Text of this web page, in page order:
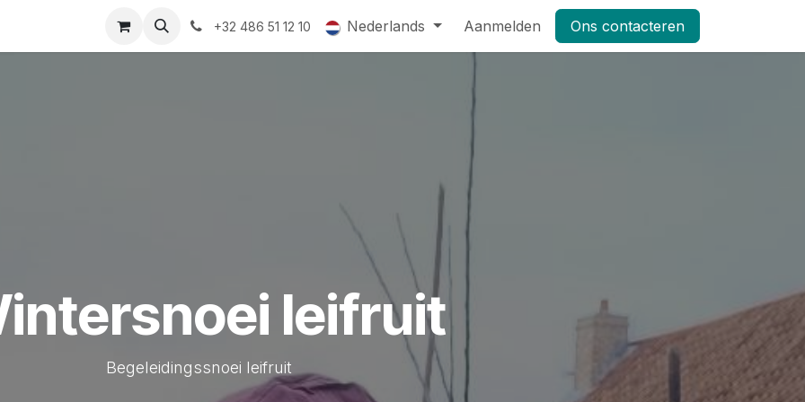
QR-labels Leifruit Subsidiedossiers Pers Shop Vacatures Masterclass Leifruit 2026_dag1
+32 486 51 12 10 Nederlands Aanmelden Ons contacteren
leifruit
Begeleidingssnoei leifruit